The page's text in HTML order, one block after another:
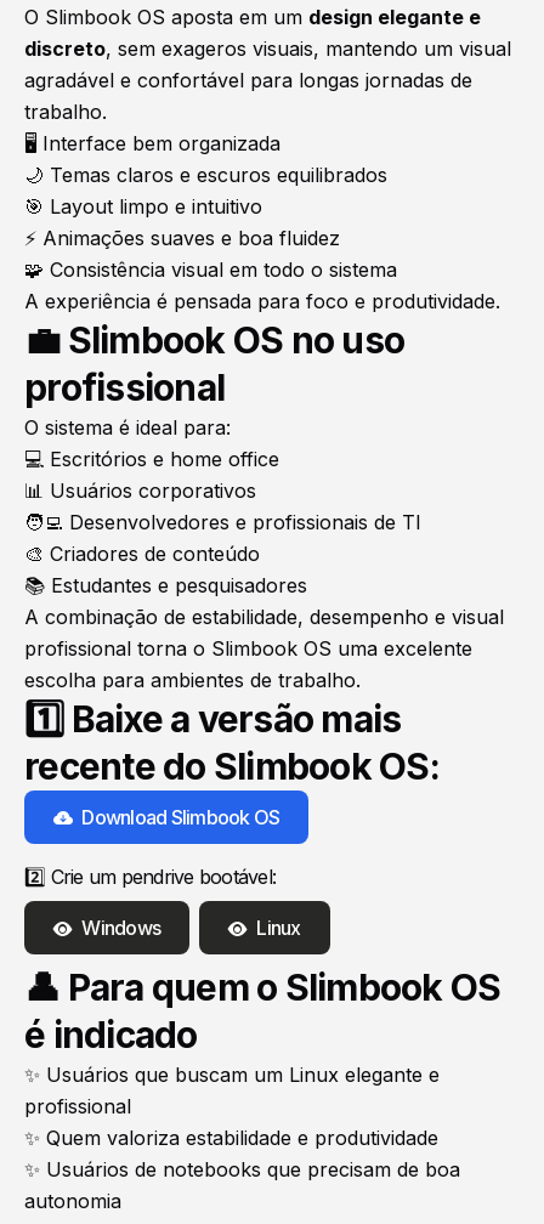
O Slimbook OS aposta em um design elegante e
discreto, sem exageros visuais, mantendo um visual
agradável e confortável para longas jornadas de
trabalho.
🖥️ Interface bem organizada
🌙 Temas claros e escuros equilibrados
🎯 Layout limpo e intuitivo
⚡ Animações suaves e boa fluidez
🧩 Consistência visual em todo o sistema
A experiência é pensada para foco e produtividade.
💼 Slimbook OS no uso
profissional
O sistema é ideal para:
💻 Escritórios e home office
📊 Usuários corporativos
🧑‍💻 Desenvolvedores e profissionais de TI
🎨 Criadores de conteúdo
📚 Estudantes e pesquisadores
A combinação de estabilidade, desempenho e visual
profissional torna o Slimbook OS uma excelente
escolha para ambientes de trabalho.
1️⃣ Baixe a versão mais
recente do Slimbook OS:
Download Slimbook OS
2️⃣ Crie um pendrive bootável:
Windows Linux
👤 Para quem o Slimbook OS
é indicado
✨ Usuários que buscam um Linux elegante e
profissional
✨ Quem valoriza estabilidade e produtividade
✨ Usuários de notebooks que precisam de boa
autonomia